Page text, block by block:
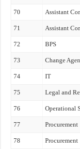
70 Assistant
71 Assistant
72 BPS
73 Change
74 IT
75 Legal and
76 Operational
77 Procurement
78 Procurement